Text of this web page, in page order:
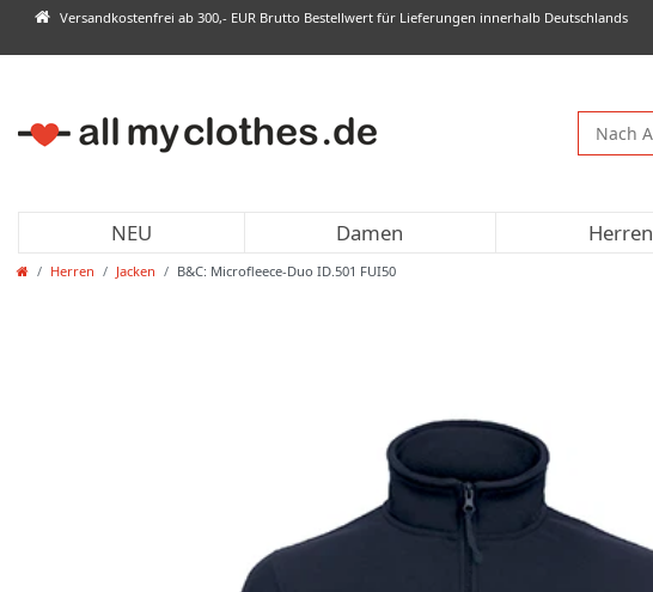
Versandkostenfrei ab 300,- EUR Brutto Bestellwert für Lieferungen innerhalb Deutschlands
NEU Damen Herren
Herren Jacken B&C: Microfleece-Duo ID.501 FUI50